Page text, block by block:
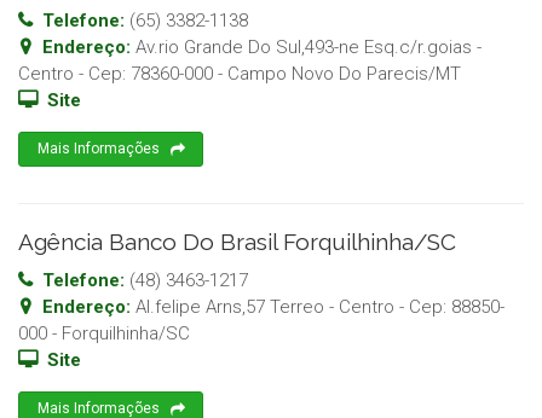
Telefone: (65) 3382-1138
Endereço: Av.rio Grande Do Sul,493-ne Esq.c/r.goias -
Centro - Cep: 78360-000 - Campo Novo Do Parecis/MT
Site
Mais Informações
Agência Banco Do Brasil Forquilhinha/SC
Telefone: (48) 3463-1217
Endereço: Al.felipe Arns,57 Terreo - Centro - Cep: 88850-
000 - Forquilhinha/SC
Site
Mais Informações